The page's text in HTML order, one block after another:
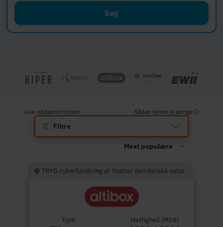
Søg
Live opdateret priser Sådan tjener vi penge
Filtre
🛟 TRYG cyberforsikring 🌿 Støtter den danske natur
Type Hastighed (Mbit)